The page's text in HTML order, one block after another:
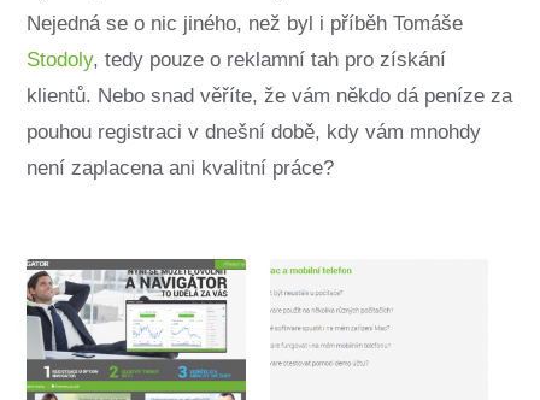
Nejedná se o nic jiného, než byl i příběh Tomáše
Stodoly, tedy pouze o reklamní tah pro získání
klientů. Nebo snad věříte, že vám někdo dá peníze za
pouhou registraci v dnešní době, kdy vám mnohdy
není zaplacena ani kvalitní práce?